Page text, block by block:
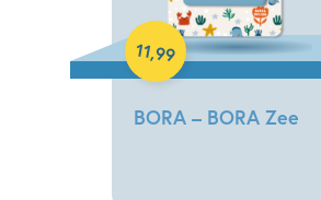
BORA – BORA Zee
11,99